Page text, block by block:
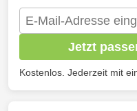
Jetzt
Kostenlos. Jederzeit mit